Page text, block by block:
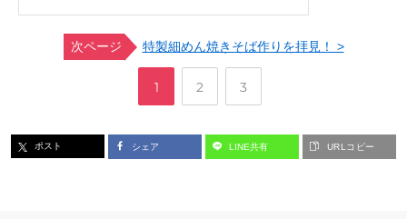
次ページ 特製細めん焼きそば作りを拝見！ >
ペ
ジ
1
,
ペ
ジ
2
,
ペ
ジ
3
ポスト シェア LINE共有 URLコピー